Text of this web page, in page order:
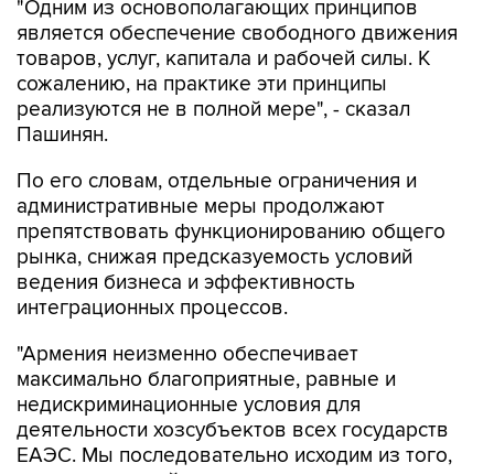
товаров, услуг, капитала и рабочей силы. К
сожалению, на практике эти принципы
реализуются не в полной мере", - сказал
Пашинян.
По его словам, отдельные ограничения и
препятствовать функционированию общего
рынка, снижая предсказуемость условий
ведения бизнеса и эффективность
интеграционных процессов.
"Армения неизменно обеспечивает
недискриминационные условия для
деятельности хозсубъектов всех государств
ЕАЭС. Мы последовательно исходим из того,
что аналогичный подход должен применяться
на всей территории ЕАЭС. Именно поэтому мы